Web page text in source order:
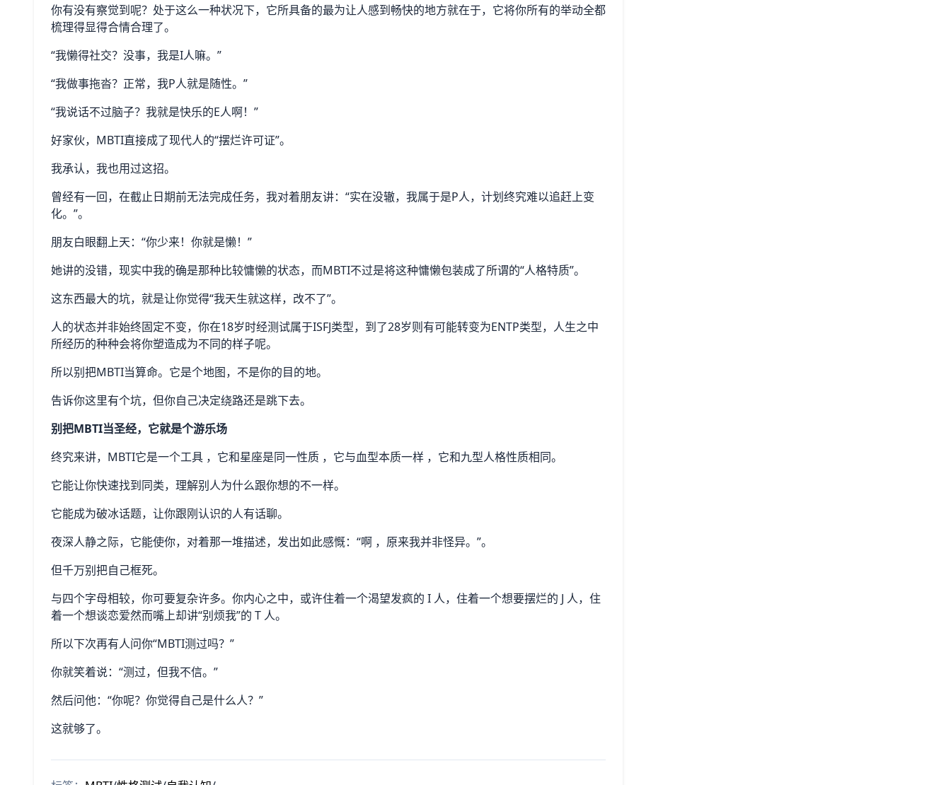
你有没有察觉到呢？处于这么一种状况下，它所具备的最为让人感到畅快的地方就在于，它将你所有的举动全都
梳理得显得合情合理了。
“我懒得社交？没事，我是I人嘛。”
“我做事拖沓？正常，我P人就是随性。”
“我说话不过脑子？我就是快乐的E人啊！”
好家伙，MBTI直接成了现代人的“摆烂许可证”。
我承认，我也用过这招。
曾经有一回，在截止日期前无法完成任务，我对着朋友讲：“实在没辙，我属于是P人，计划终究难以追赶上变
化。”。
朋友白眼翻上天：“你少来！你就是懒！”
她讲的没错，现实中我的确是那种比较慵懒的状态，而MBTI不过是将这种慵懒包装成了所谓的“人格特质”。
这东西最大的坑，就是让你觉得“我天生就这样，改不了”。
人的状态并非始终固定不变，你在18岁时经测试属于ISFJ类型，到了28岁则有可能转变为ENTP类型，人生之中
所经历的种种会将你塑造成为不同的样子呢。
所以别把MBTI当算命。它是个地图，不是你的目的地。
告诉你这里有个坑，但你自己决定绕路还是跳下去。
别把MBTI当圣经，它就是个游乐场
终究来讲，MBTI它是一个工具 ，它和星座是同一性质 ，它与血型本质一样 ，它和九型人格性质相同。
它能让你快速找到同类，理解别人为什么跟你想的不一样。
它能成为破冰话题，让你跟刚认识的人有话聊。
夜深人静之际，它能使你，对着那一堆描述，发出如此感慨：“啊 ，原来我并非怪异。”。
但千万别把自己框死。
与四个字母相较，你可要复杂许多。你内心之中，或许住着一个渴望发疯的 I 人，住着一个想要摆烂的 J 人，住
着一个想谈恋爱然而嘴上却讲“别烦我”的 T 人。
所以下次再有人问你“MBTI测过吗？”
你就笑着说：“测过，但我不信。”
然后问他：“你呢？你觉得自己是什么人？”
这就够了。